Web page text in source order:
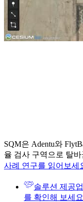
SQM은 Adentu와
율 검사 구역으로 탈
사례 연구를 읽어보세
솔루션 제공업
를 확인해 보세